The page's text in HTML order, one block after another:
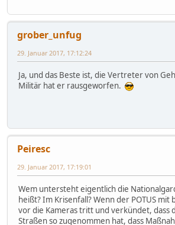
grober_unfug
29. Januar 2017, 17:12:24
Ja, und das Beste ist, die Vertreter von
Militär hat er rausgeworfen.
Peiresc
29. Januar 2017, 17:19:01
Wem untersteht eigentlich die
heißt? Im Krisenfall? Wenn der POTUS
vor die Kameras tritt und verkündet, dass
Straßen so zugenommen hat, dass